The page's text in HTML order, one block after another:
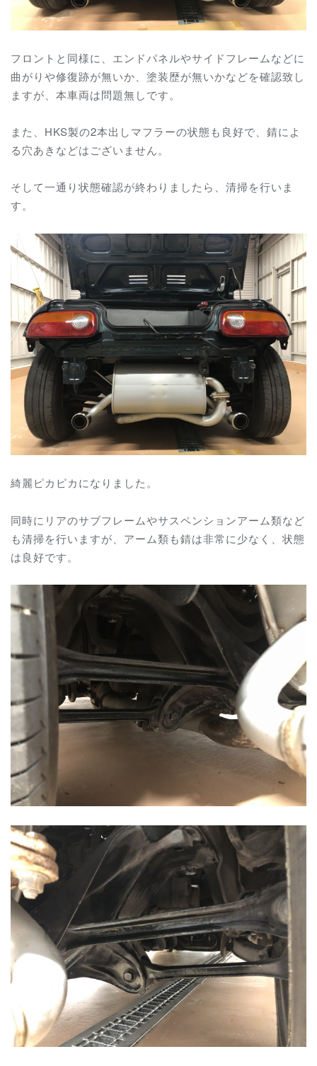
フロントと同様に、エンドパネルやサイドフレームなどに
曲がりや修復跡が無いか、塗装歴が無いかなどを確認致し
ますが、本車両は問題無しです。
また、HKS製の2本出しマフラーの状態も良好で、錆によ
る穴あきなどはございません。
そして一通り状態確認が終わりましたら、清掃を行いま
す。
綺麗ピカピカになりました。
同時にリアのサブフレームやサスペンションアーム類など
も清掃を行いますが、アーム類も錆は非常に少なく、状態
は良好です。